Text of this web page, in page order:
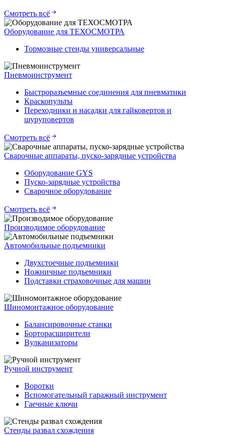
Смотреть всё
Оборудование для ТЕХОСМОТРА
Тормозные стенды универсальные
Пневмоинструмент
Быстроразъемные соединения для пневматики
Краскопульты
Переходники и насадки для гайковертов и
шуруповертов
Смотреть всё
Сварочные аппараты, пуско-зарядные устройства
Оборудование GYS
Пуско-зарядные устройства
Сварочное оборудование
Смотреть всё
Производимое оборудование
Автомобильные подъемники
Двухстоечные подъемники
Ножничные подъемники
Подставки страховочные для машин
Шиномонтажное оборудование
Балансировочные станки
Борторасширители
Вулканизаторы
Ручной инструмент
Воротки
Вспомогательный гаражный инструмент
Гаечные ключи
Стенды развал схождения